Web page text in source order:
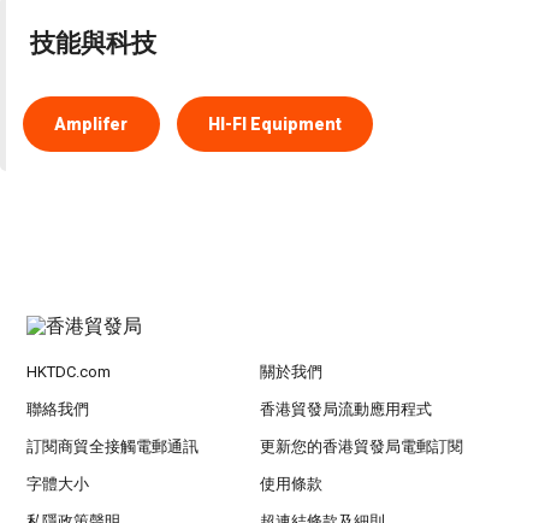
技能與科技
Amplifer HI-FI Equipment
HKTDC.com 關於我們
聯絡我們 香港貿發局流動應用程式
訂閱商貿全接觸電郵通訊 更新您的香港貿發局電郵訂閱
字體大小 使用條款